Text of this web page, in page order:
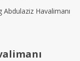
Abdulaziz Havalimanı